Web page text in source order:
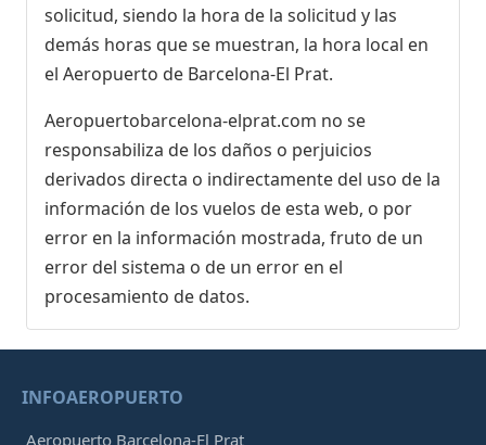
solicitud, siendo la hora de la solicitud y las
demás horas que se muestran, la hora local en
el Aeropuerto de Barcelona-El Prat.
Aeropuertobarcelona-elprat.com no se
responsabiliza de los daños o perjuicios
derivados directa o indirectamente del uso de la
información de los vuelos de esta web, o por
error en la información mostrada, fruto de un
error del sistema o de un error en el
procesamiento de datos.
INFOAEROPUERTO
Aeropuerto Barcelona-El Prat